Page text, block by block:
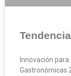
Innovación
Gastronómicas